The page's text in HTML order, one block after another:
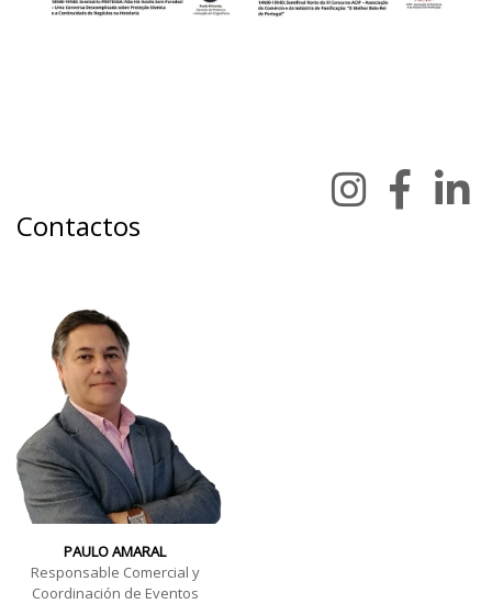
Contactos
PAULO AMARAL
Responsable Comercial y
Coordinación de Eventos